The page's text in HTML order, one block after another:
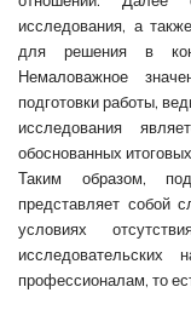
исследования, а
для решения в
Немаловажное
подготовки работы,
исследования
обоснованных
Таким образом,
представляет собой
условиях
профессионалам, то